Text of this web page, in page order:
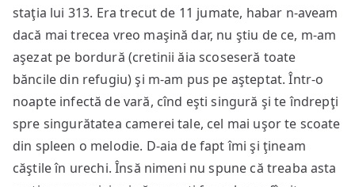
staţia lui 313. Era trecut de 11 jumate, habar n-aveam
dacă mai trecea vreo maşină dar, nu ştiu de ce, m-am
aşezat pe bordură (cretinii ăia scoseseră toate
băncile din refugiu) şi m-am pus pe aşteptat. Într-o
noapte infectă de vară, cînd eşti singură şi te îndrepţi
spre singurătatea camerei tale, cel mai uşor te scoate
din spleen o melodie. D-aia de fapt îmi şi ţineam
căştile în urechi. Însă nimeni nu spune că treaba asta